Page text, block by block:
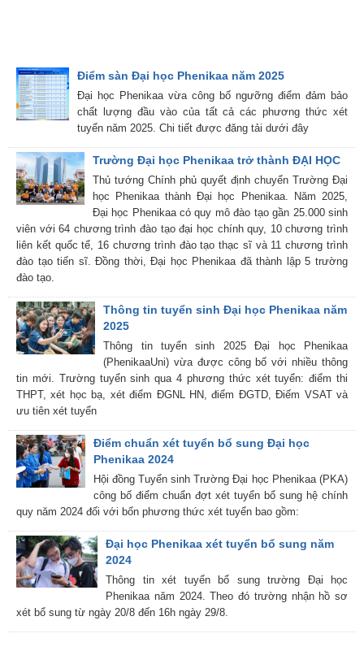
Điểm sàn Đại học Phenikaa năm 2025
Đại học Phenikaa vừa công bố ngưỡng điểm đảm bảo
chất lượng đầu vào của tất cả các phương thức xét
tuyển năm 2025. Chi tiết được đăng tải dưới đây
Trường Đại học Phenikaa trở thành ĐẠI HỌC
Thủ tướng Chính phủ quyết định chuyển Trường Đại
học Phenikaa thành Đại học Phenikaa. Năm 2025,
Đại học Phenikaa có quy mô đào tạo gần 25.000 sinh
viên với 64 chương trình đào tạo đại học chính quy, 10 chương trình
liên kết quốc tế, 16 chương trình đào tạo thạc sĩ và 11 chương trình
đào tạo tiến sĩ. Đồng thời, Đại học Phenikaa đã thành lập 5 trường
đào tạo.
Thông tin tuyển sinh Đại học Phenikaa năm
2025
Thông tin tuyển sinh 2025 Đại học Phenikaa
(PhenikaaUni) vừa được công bố với nhiều thông
tin mới. Trường tuyển sinh qua 4 phương thức xét tuyển: điểm thi
THPT, xét học bạ, xét điểm ĐGNL HN, điểm ĐGTD, Điếm VSAT và
ưu tiên xét tuyển
Điểm chuẩn xét tuyển bổ sung Đại học
Phenikaa 2024
Hội đồng Tuyển sinh Trường Đại học Phenikaa (PKA)
công bố điểm chuẩn đợt xét tuyển bổ sung hệ chính
quy năm 2024 đối với bốn phương thức xét tuyển bao gồm:
Đại học Phenikaa xét tuyển bổ sung năm
2024
Thông tin xét tuyển bổ sung trường Đại học
Phenikaa năm 2024. Theo đó trường nhận hồ sơ
xét bổ sung từ ngày 20/8 đến 16h ngày 29/8.